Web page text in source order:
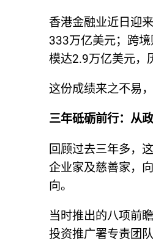
香港金融业近日迎
333万亿美元；跨
模达2.9万亿美元，
这份成绩来之不易
三年砥砺前行：从
回顾过去三年多，
企业家及慈善家，
向。
当时推出的八项前
投资推广署专责团